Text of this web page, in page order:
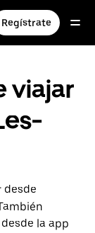
Regístrate
viajar
desde
la app